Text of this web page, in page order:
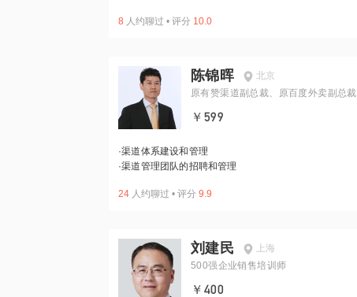
8 人约聊过 • 评分 10.0
陈锦晖
北京
原有赞渠道副总裁、原百度外卖副总裁
￥599
·渠道体系建设和管理
·渠道管理团队的招聘和管理
24 人约聊过 • 评分 9.9
刘建民
上海
500强企业销售培训师
￥400